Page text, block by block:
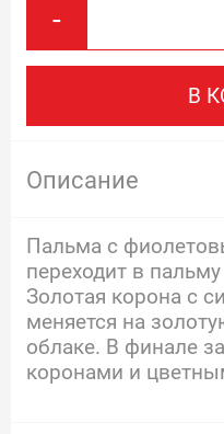
-
В
Описание
Пальма с
переходит в
Золотая корона с
меняется на
облаке. В финале
коронами и